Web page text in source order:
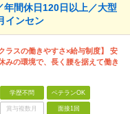
間休日120日以上／⼤型
インセン
ラスの働きやすさ×給与制度】 安
みの環境で、⻑く腰を据えて働き
学歴不問 ベテランOK
賞与複数月 面接1回